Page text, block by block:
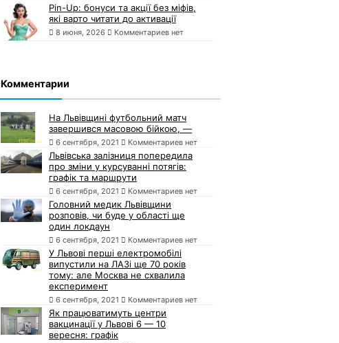
Pin-Up: бонуси та акції без міфів,
які варто читати до активації
8 июня, 2026 Комментариев нет
Комментарии
На Львівщині футбольний матч
завершився масовою бійкою, —
6 сентября, 2021 Комментариев нет
Львівська залізниця попередила
про зміни у курсуванні потягів:
графік та маршрути
6 сентября, 2021 Комментариев нет
Головний медик Львівщини
розповів, чи буде у області ще
один локдаун
6 сентября, 2021 Комментариев нет
У Львові перші електромобілі
випустили на ЛАЗі ще 70 років
тому: але Москва не схвалила
експеримент
6 сентября, 2021 Комментариев нет
Як працюватимуть центри
вакцинації у Львові 6 — 10
вересня: графік